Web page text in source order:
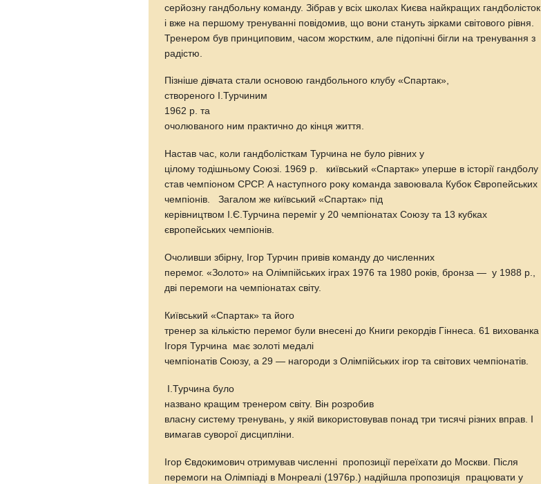
серйозну гандбольну команду. Зібрав у всіх школах Києва найкращих гандболісток
і вже на першому тренуванні повідомив, що вони стануть зірками світового рівня.
Тренером був принциповим, часом жорстким, але підопічні бігли на тренування з
радістю.
Пізніше дівчата стали основою гандбольного клубу «Спартак»,
створеного І.Турчиним
1962 р. та
очолюваного ним практично до кінця життя.
Настав час, коли гандболісткам Турчина не було рівних у
цілому тодішньому Союзі. 1969 р. київський «Спартак» уперше в історії гандболу
став чемпіоном СРСР. А наступного року команда завоювала Кубок Європейських
чемпіонів. Загалом же київський «Спартак» під
керівництвом І.Є.Турчина переміг у 20 чемпіонатах Союзу та 13 кубках
європейських чемпіонів.
Очоливши збірну, Ігор Турчин привів команду до численних
перемог. «Золото» на Олімпійських іграх 1976 та 1980 років, бронза — у 1988 р.,
дві перемоги на чемпіонатах світу.
Київський «Спартак» та його
тренер за кількістю перемог були внесені до Книги рекордів Гіннеса. 61 вихованка
Ігоря Турчина має золоті медалі
чемпіонатів Союзу, а 29 — нагороди з Олімпійських ігор та світових чемпіонатів.
І.Турчина було
названо кращим тренером світу. Він розробив
власну систему тренувань, у якій використовував понад три тисячі різних вправ. І
вимагав суворої дисципліни.
Ігор Євдокимович отримував численні пропозиції переїхати до Москви. Після
перемоги на Олімпіаді в Монреалі (1976р.) надійшла пропозиція працювати у